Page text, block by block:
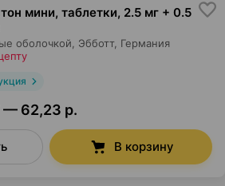
мини, таблетки, 2.5 мг + 0.5
оболочкой, Эбботт, Германия
— 62,23 р.
В корзину